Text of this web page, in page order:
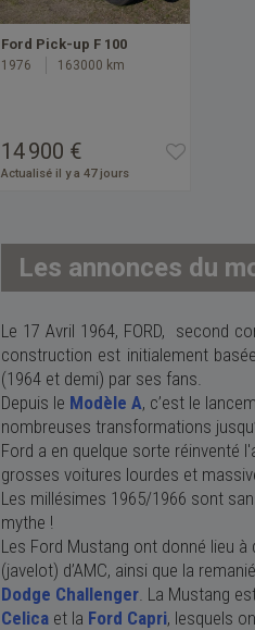
Ford Pick-up F 100
1976 163000 km
14 900 €
Actualisé il y a 47 jours
Les annonces du
Le 17 Avril 1964, FORD, second
construction est initialement
(1964 et demi) par ses fans.
Depuis le Modèle A, c’est le
nombreuses transformations
Ford a en quelque sorte réinventé
grosses voitures lourdes et
Les millésimes 1965/1966 sont
mythe !
Les Ford Mustang ont donné lieu
(javelot) d’AMC, ainsi que la
Dodge Challenger . La Mustang
Celica et la Ford Capri, lesquels